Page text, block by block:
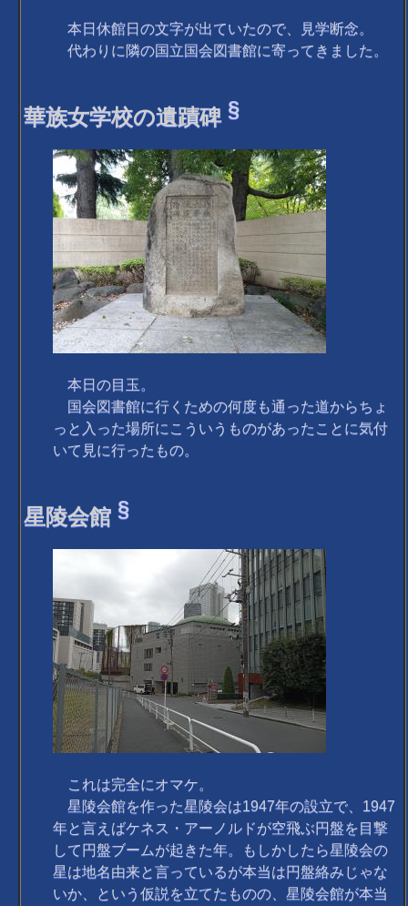
本日休館日の文字が出ていたので、見学断念。
代わりに隣の国立国会図書館に寄ってきました。
華族女学校の遺蹟碑§
本日の目玉。
国会図書館に行くための何度も通った道からちょ
っと入った場所にこういうものがあったことに気付
いて見に行ったもの。
星陵会館§
これは完全にオマケ。
星陵会館を作った星陵会は1947年の設立で、1947
年と言えばケネス・アーノルドが空飛ぶ円盤を目撃
して円盤ブームが起きた年。もしかしたら星陵会の
星は地名由来と言っているが本当は円盤絡みじゃな
いか、という仮説を立てたものの、星陵会館が本当